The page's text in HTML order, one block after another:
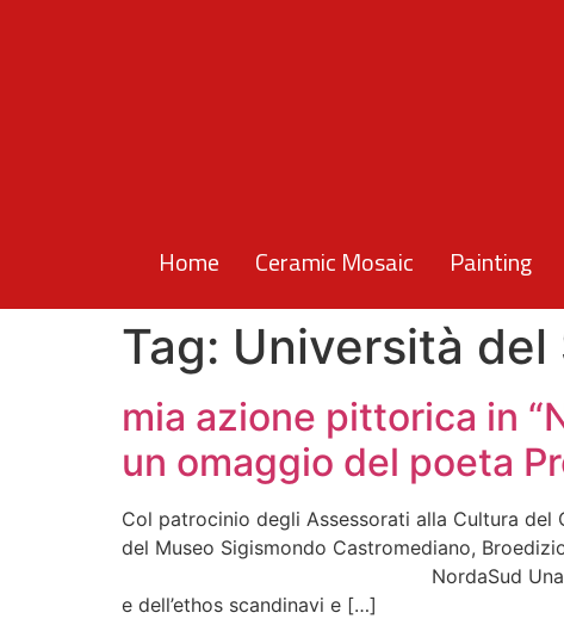
Home Ceramic Mosaic Painting
Tag: Università del
mia azione pittorica in
un omaggio del poeta
Col patrocinio degli Assessorati alla Cultura del
del Museo Sigismondo Castromediano,
NordaSud Una giornata dedicata
e dell’ethos scandinavi e […]